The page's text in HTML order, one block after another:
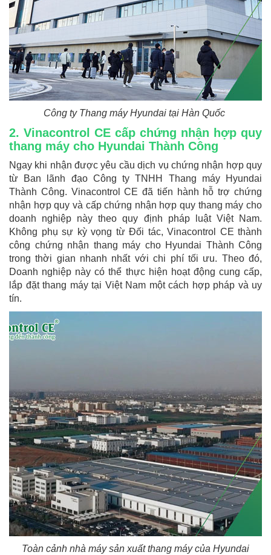
Công ty Thang máy Hyundai tại Hàn Quốc
2. Vinacontrol CE cấp chứng nhận hợp quy
thang máy cho Hyundai Thành Công
Ngay khi nhận được yêu cầu dịch vụ chứng nhận hợp quy
từ Ban lãnh đạo Công ty TNHH Thang máy Hyundai
Thành Công. Vinacontrol CE đã tiến hành hỗ trợ chứng
nhận hợp quy và cấp chứng nhận hợp quy thang máy cho
doanh nghiệp này theo quy định pháp luật Việt Nam.
Không phụ sự kỳ vọng từ Đối tác, Vinacontrol CE thành
công chứng nhận thang máy cho Hyundai Thành Công
trong thời gian nhanh nhất với chi phí tối ưu. Theo đó,
Doanh nghiệp này có thể thực hiện hoạt động cung cấp,
lắp đặt thang máy tại Việt Nam một cách hợp pháp và uy
tín.
Toàn cảnh nhà máy sản xuất thang máy của Hyundai